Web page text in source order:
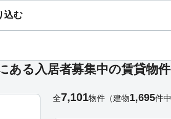
込む
ある入居者募集中の賃貸物
全7,101物件 （建物1,695件中